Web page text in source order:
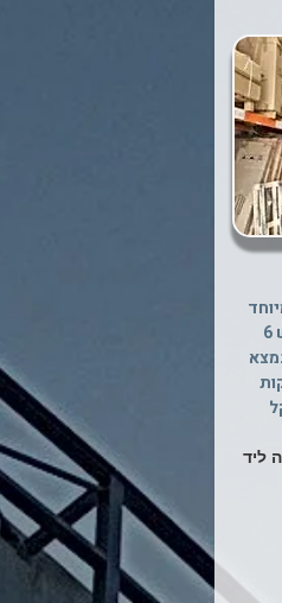
להשכרה עם גובה של 17 מטר על כביש 6
3.000 מ"ר. נמצא
6 וכ 30 דקות
ל-58 שקל
ליד